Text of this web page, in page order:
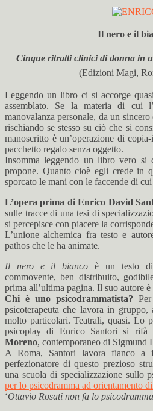
Il nero e il
Cinque ritratti clinici di donna in
(Edizioni Magi,
Leggendo un libro ci si accorge
assemblato. Se la materia di cui
manovalanza personale, da un
rischiando se stesso su ciò che si
manoscritto è un’operazione di
pacchetto regalo senza oggetto.
Insomma leggendo un libro vero si
propone. Quanto cioè egli crede in
sporcato le mani con le faccende di cui
L’opera prima di Enrico David
sulle tracce di una tesi di
si percepisce con piacere la
L’unione alchemica fra testo e
pathos che le ha animate.
Il nero e il bianco è un testo di
commovente, ben distribuito,
prima all’ultima pagina. Il suo autore
Chi è uno psicodrammatista?
psicoterapeuta che lavora in
molto particolari. Teatrali, quasi. Lo
psicoplay di Enrico Santori si rifà
Moreno, contemporaneo di Sigmund
A Roma, Santori lavora fianco a
perfezionatore di questo prezioso
una scuola di specializzazione sullo
per lo psicodramma ad orientamento
‘Ottavio Rosati non fa lo